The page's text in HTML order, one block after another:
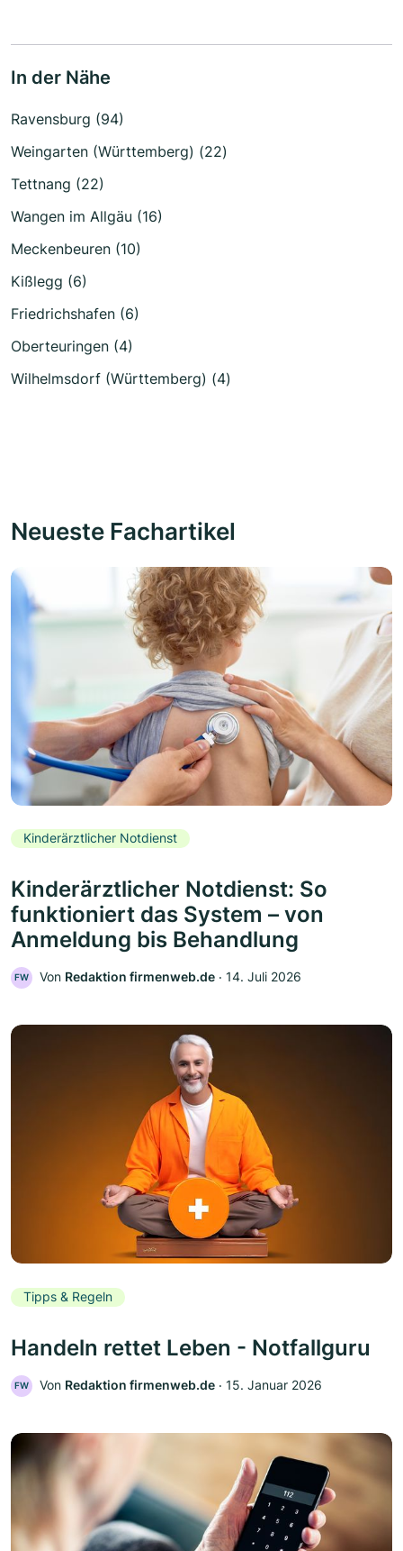
In der Nähe
Ravensburg (94)
Weingarten (Württemberg) (22)
Tettnang (22)
Wangen im Allgäu (16)
Meckenbeuren (10)
Kißlegg (6)
Friedrichshafen (6)
Oberteuringen (4)
Wilhelmsdorf (Württemberg) (4)
Neueste Fachartikel
Kinderärztlicher Notdienst
Kinderärztlicher Notdienst: So
funktioniert das System – von
Anmeldung bis Behandlung
FW Von Redaktion firmenweb.de ‧ 14. Juli 2026
Tipps & Regeln
Handeln rettet Leben - Notfallguru
FW Von Redaktion firmenweb.de ‧ 15. Januar 2026